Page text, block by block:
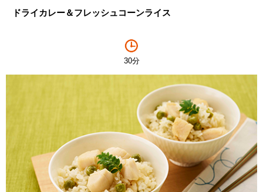
ドライカレー＆フレッシュコーンライス
30分